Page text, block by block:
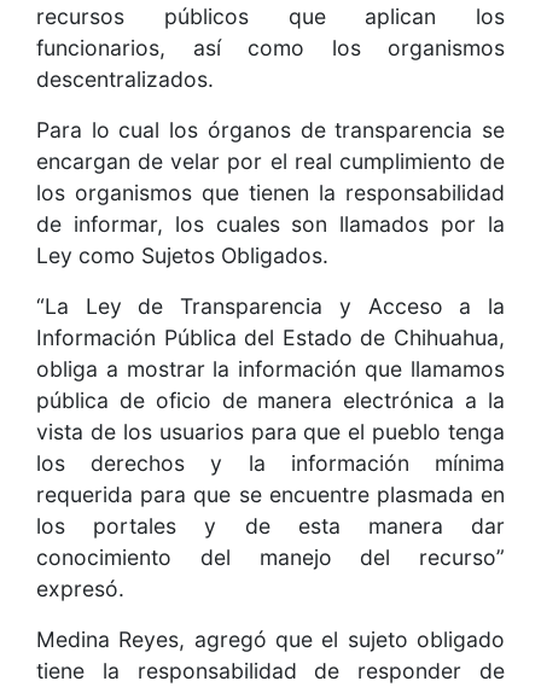
recursos públicos que aplican los
funcionarios, así como los organismos
descentralizados.
Para lo cual los órganos de transparencia se
encargan de velar por el real cumplimiento de
los organismos que tienen la responsabilidad
de informar, los cuales son llamados por la
Ley como Sujetos Obligados.
“La Ley de Transparencia y Acceso a la
Información Pública del Estado de Chihuahua,
obliga a mostrar la información que llamamos
pública de oficio de manera electrónica a la
vista de los usuarios para que el pueblo tenga
los derechos y la información mínima
requerida para que se encuentre plasmada en
los portales y de esta manera dar
conocimiento del manejo del recurso”
expresó.
Medina Reyes, agregó que el sujeto obligado
tiene la responsabilidad de responder de